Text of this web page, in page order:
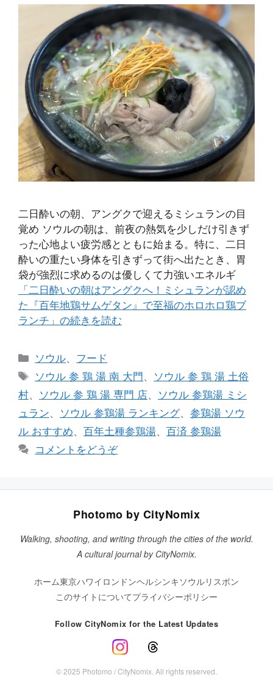
二日酔いの朝、アングクで迎えるミシュランの目
覚め ソウルの朝は、前夜の熱気を少しだけ引きず
った心地よい疲労感とともに始まる。特に、二日
酔いの重たい身体を引きずって街へ出たとき、胃
袋が強烈に求めるのは優しくて力強いエネルギ
「二日酔いの朝はアングクへ！ミシュランが認め
た『百年地鶏サムゲタン』で至福のホロホロ鶏ブ
ランチ」の続きを読む
カ
テ
リ
ー
ソウル、 フード
タ
グ
ソウル 参 鶏 湯 南 大門 、 ソウル 参 鶏 湯 土俗
村、 ソウル 参 鶏 湯 専門 店、 ソウル 参鶏湯 ミシ
ュラン、 ソウル 参鶏湯 ランキング、 参鶏湯 ソウ
ル おすすめ、 百年土種参鶏湯、 百済 参鶏湯
コメントをどうぞ
Photomo by CityNomix
Walking, shooting, and writing through the cities of the world.
A cultural journal by CityNomix.
ホーム東京ハワイ ロンドンヘルシンキ ソウルリスボン
このサイトについてプライバシーポリシー
Follow CityNomix for the Latest Updates
© 2025 Photomo / CityNomix. All rights reserved.